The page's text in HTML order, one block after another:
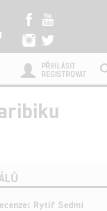
PŘIHLÁSIT
REGISTROVAT
Rytíř Sedmi